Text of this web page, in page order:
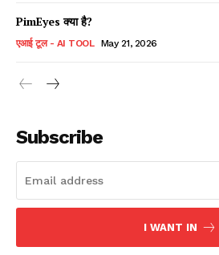
PimEyes क्या है?
एआई टूल - AI TOOL May 21, 2026
Subscribe
I WANT IN